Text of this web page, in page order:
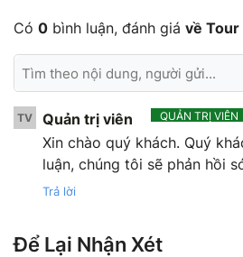
Có 0 bình luận, đánh giá về Tour
TV Quản trị viên QUẢN TRỊ VIÊN
Xin chào quý khách. Quý
luận, chúng tôi sẽ phản hồi
Trả lời
Để Lại Nhận Xét